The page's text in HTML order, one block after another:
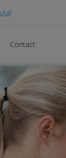
Contact